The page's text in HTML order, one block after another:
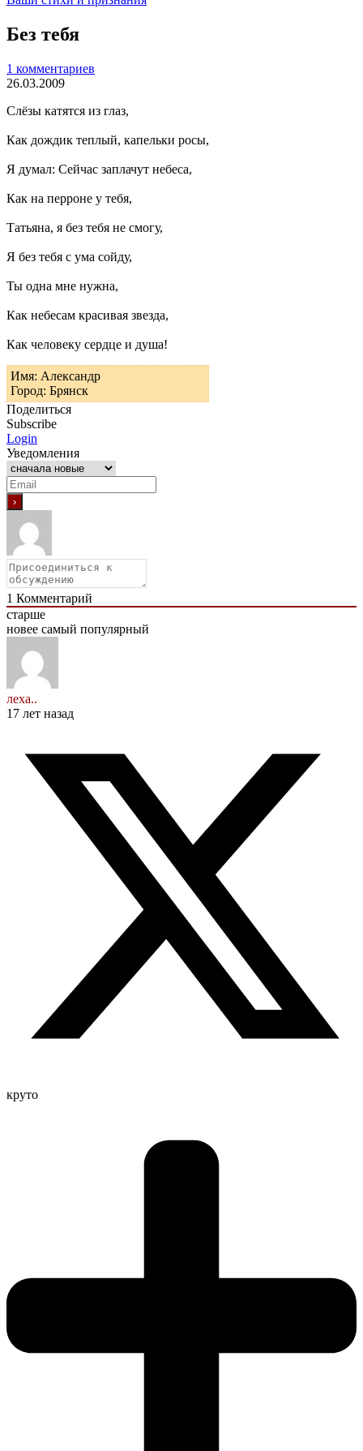
Без тебя
1 комментариев
26.03.2009
Слёзы катятся из глаз,
Как дождик теплый, капельки росы,
Я думал: Сейчас заплачут небеса,
Как на перроне у тебя,
Татьяна, я без тебя не смогу,
Я без тебя с ума сойду,
Ты одна мне нужна,
Как небесам красивая звезда,
Как человеку сердце и душа!
Имя: Александр
Город: Брянск
Поделиться
Subscribe
Login
Уведомления
1 Комментарий
старше
новее самый популярный
леха..
17 лет назад
круто